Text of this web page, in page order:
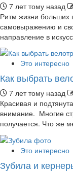
7 лет тому назад
Ритм жизни больших
самовыражению и
направление в
Это интересно
Как выбрать
7 лет тому назад
Красивая и
внимание. Многие
получается. Что же
Это интересно
Зубила и